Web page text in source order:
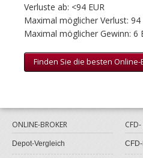
Verluste ab: <94 EUR
Maximal möglicher Verlust: 94
Maximal möglicher Gewinn: 6
Finden Sie die besten
ONLINE-BROKER
Depot-Vergleich